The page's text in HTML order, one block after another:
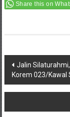
Share this on
Post
navigation
Jalin
Korem 023/Kawal